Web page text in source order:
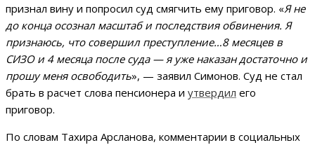
признал вину и попросил суд смягчить ему приговор. «Я не
до конца осознал масштаб и последствия обвинения. Я
признаюсь, что совершил преступление…8 месяцев в
СИЗО и 4 месяца после суда — я уже наказан достаточно и
прошу меня освободить», — заявил Симонов. Суд не стал
брать в расчет слова пенсионера и утвердил его
приговор.
По словам Тахира Арсланова, комментарии в социальных